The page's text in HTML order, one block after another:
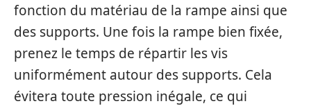
fonction du matériau de la rampe ainsi que
des supports. Une fois la rampe bien fixée,
prenez le temps de répartir les vis
uniformément autour des supports. Cela
évitera toute pression inégale, ce qui